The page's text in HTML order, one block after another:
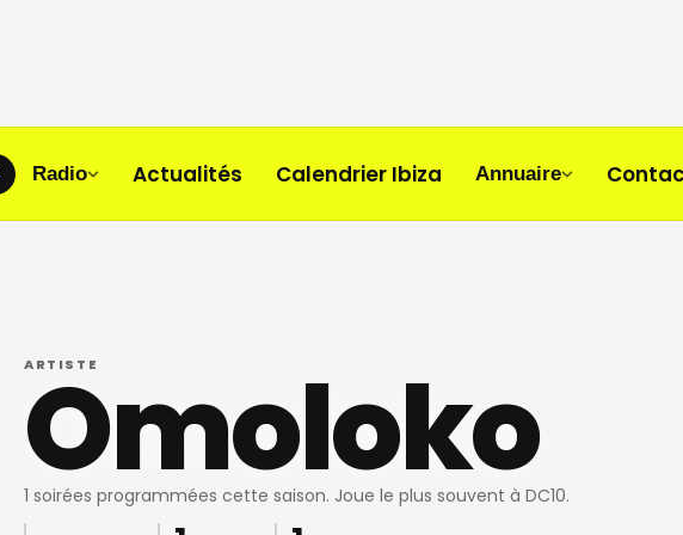
Radio Actualités Calendrier Ibiza Annuaire
ARTISTE
Omoloko
1 soirées programmées cette saison. Joue le plus souvent à DC10.